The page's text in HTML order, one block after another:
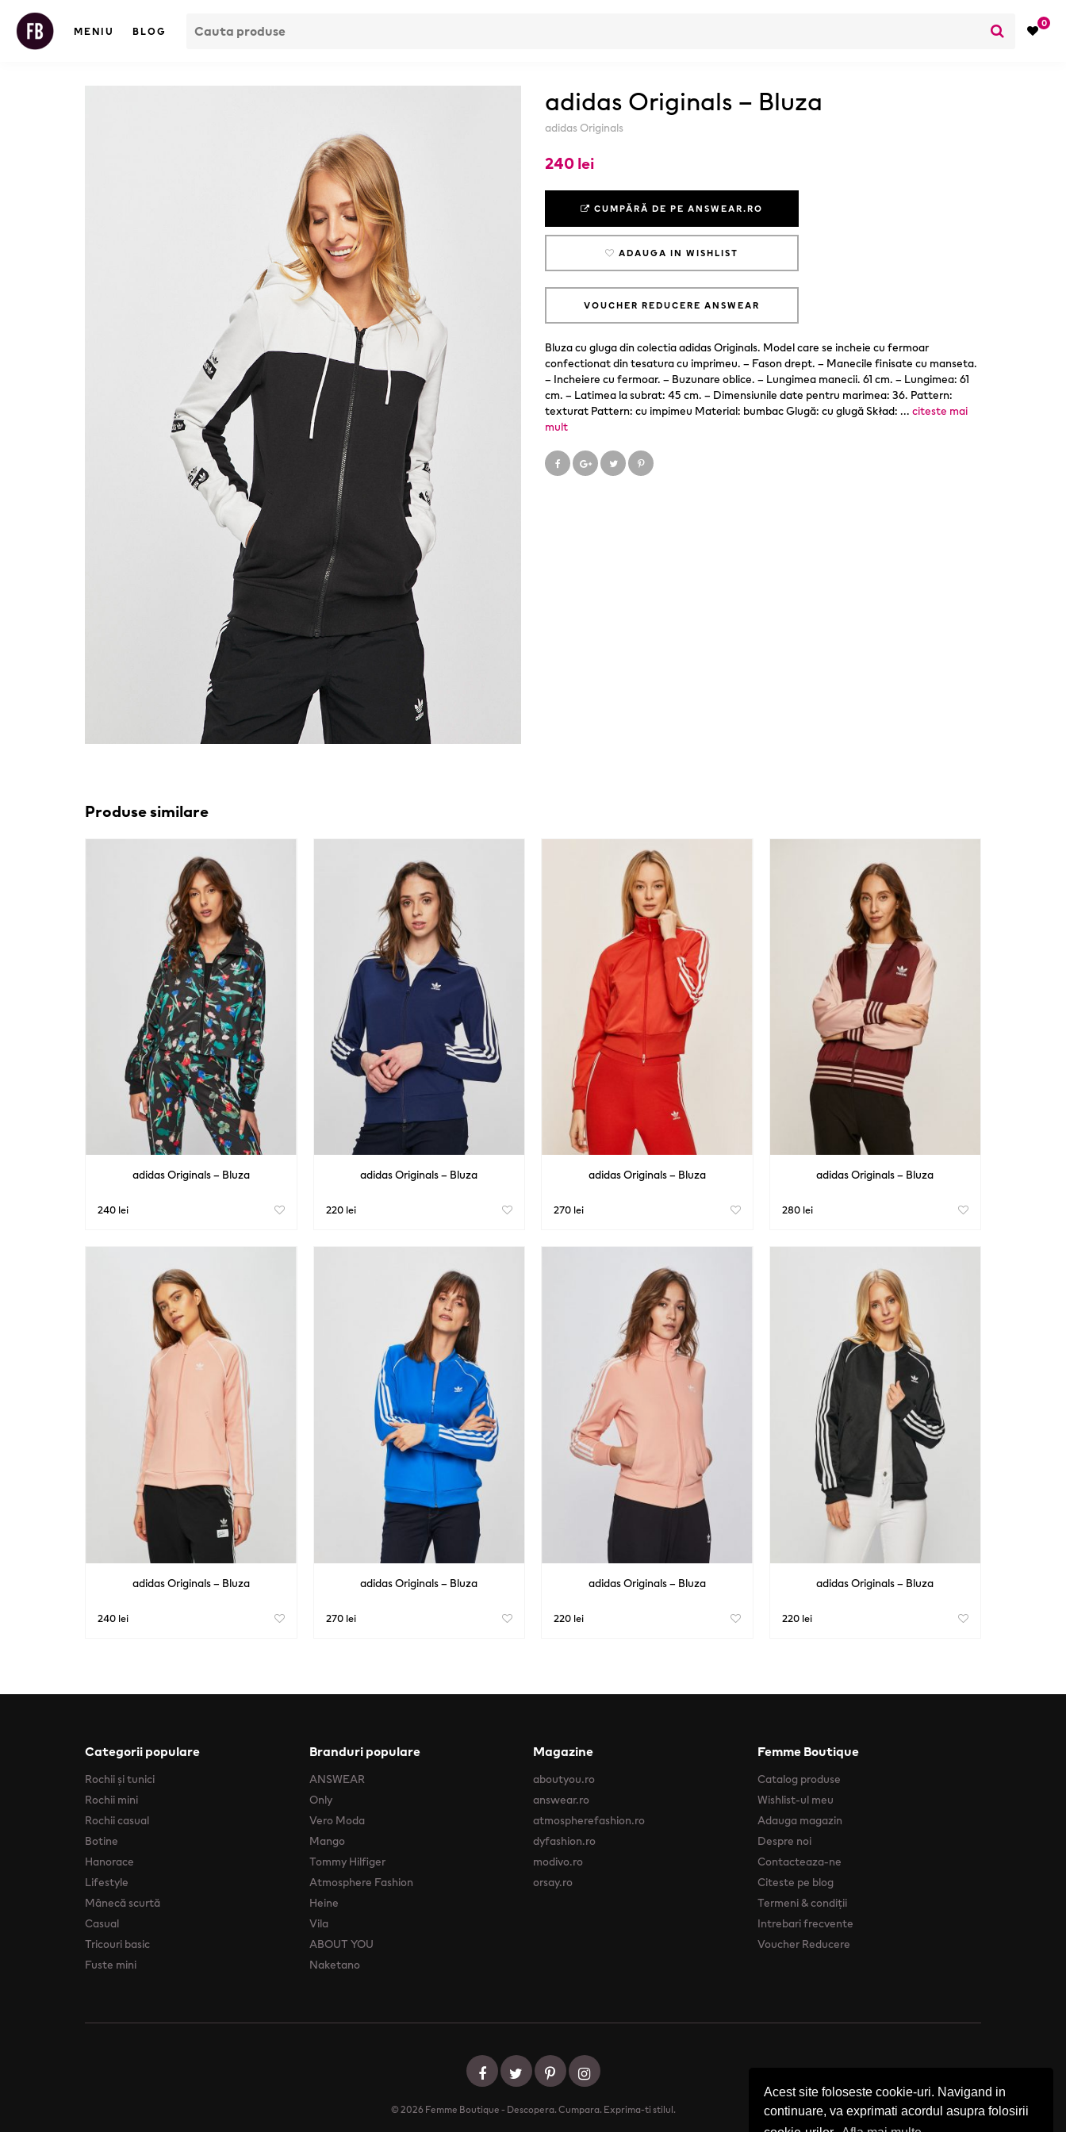
Acest site foloseste cookie-uri. Navigand in
continuare, va exprimati acordul asupra folosirii
MENIU BLOG
0
adidas Originals – Bluza
adidas Originals
240 lei
CUMPĂRĂ DE PE ANSWEAR.RO
ADAUGA IN WISHLIST
VOUCHER REDUCERE ANSWEAR
Bluza cu gluga din colectia adidas Originals. Model care se incheie cu fermoar
confectionat din tesatura cu imprimeu. – Fason drept. – Manecile finisate cu manseta.
– Incheiere cu fermoar. – Buzunare oblice. – Lungimea manecii. 61 cm. – Lungimea: 61
cm. – Latimea la subrat: 45 cm. – Dimensiunile date pentru marimea: 36. Pattern:
texturat Pattern: cu impimeu Material: bumbac Glugă: cu glugă Skład: ... citeste mai
mult
Produse similare
adidas Originals – Bluza
240 lei
adidas Originals – Bluza
220 lei
adidas Originals – Bluza
270 lei
adidas Originals – Bluza
280 lei
adidas Originals – Bluza
240 lei
adidas Originals – Bluza
270 lei
adidas Originals – Bluza
220 lei
adidas Originals – Bluza
220 lei
Categorii populare
Rochii şi tunici
Rochii mini
Rochii casual
Botine
Hanorace
Lifestyle
Mânecă scurtă
Casual
Tricouri basic
Fuste mini
Branduri populare
ANSWEAR
Only
Vero Moda
Mango
Tommy Hilfiger
Atmosphere Fashion
Heine
Vila
ABOUT YOU
Naketano
Magazine
aboutyou.ro
answear.ro
atmospherefashion.ro
dyfashion.ro
modivo.ro
orsay.ro
Femme Boutique
Catalog produse
Wishlist-ul meu
Adauga magazin
Despre noi
Contacteaza-ne
Citeste pe blog
Termeni & condiții
Intrebari frecvente
Voucher Reducere
© 2026 Femme Boutique - Descopera. Cumpara. Exprima-ti stilul.